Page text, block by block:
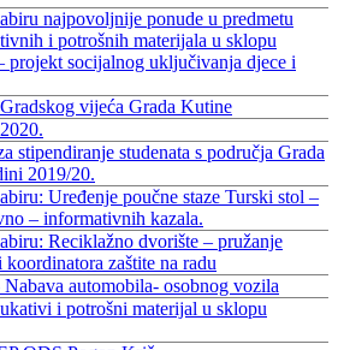
najpovoljnije ponude u predmetu
i potrošnih materijala u sklopu
projekt socijalnog uključivanja djece i
vijeća Grada Kutine
stipendiranje studenata s područja Grada
2019/20.
Uređenje poučne staze Turski stol –
– informativnih kazala.
Reciklažno dvorište – pružanje
zaštite na radu
automobila- osobnog vozila
i potrošni materijal u sklopu